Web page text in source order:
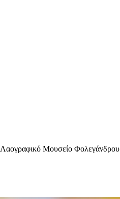
Λαογραφικό Μουσείο Φολεγάνδρου